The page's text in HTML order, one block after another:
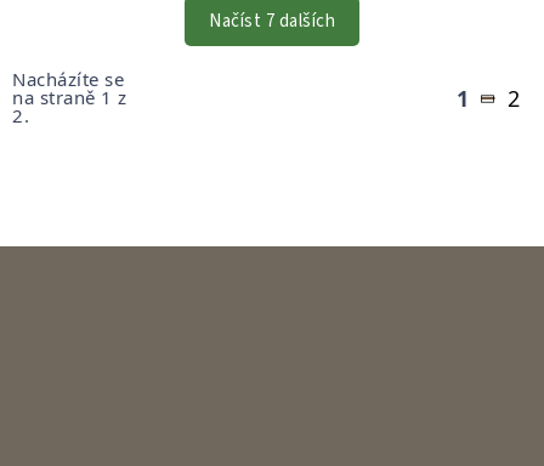
Načíst 7 dalších
Nacházíte se
na straně 1 z
2.
1 2